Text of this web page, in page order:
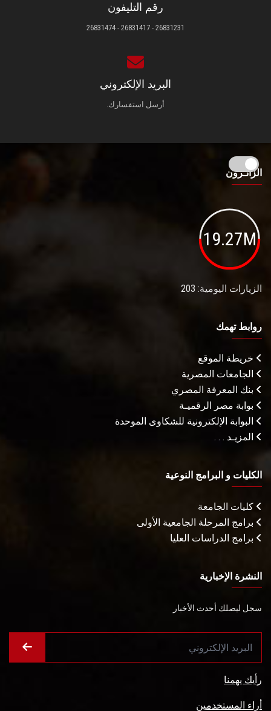
رقم التليفون
26831231 - 26831417 - 26831474
البريد الإلكتروني
أرسل استفسارك.
الزائـرون
19.27M
الزيارات اليومية: 203
روابط تهمك
خريطة الموقع
الجامعات المصرية
بنك المعرفة المصري
بوابة مصر الرقميـة
البوابة الإلكترونية للشكاوى الموحدة
المزيـد . . .
الكليات و البرامج النوعية
كليات الجامعة
برامج المرحلة الجامعية الأولى
برامج الدراسات العليا
النشرة الإخبارية
سجل ليصلك أحدث الأخبار
رأيك يهمنا
أراء المستخدمين